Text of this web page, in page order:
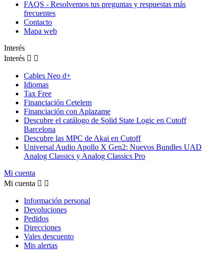
FAQS - Resolvemos tus preguntas y respuestas más
frecuentes
Contacto
Mapa web
Interés
Interés  
Cables Neo d+
Idiomas
Tax Free
Financiación Cetelem
Financiación con Aplazame
Descubre el catálogo de Solid State Logic en Cutoff
Barcelona
Descubre las MPC de Akai en Cutoff
Universal Audio Apollo X Gen2: Nuevos Bundles UAD
Analog Classics y Analog Classics Pro
Mi cuenta
Mi cuenta  
Información personal
Devoluciones
Pedidos
Direcciones
Vales descuento
Mis alertas